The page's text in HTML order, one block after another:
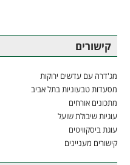
קישורים
מג'דרה עם עדשים ירוקות
מסעדות טבעוניות בתל אביב
מתכונים אורחים
עוגיות שיבולת שועל
עוגת ביסקוויטים
קישורים מעניינים